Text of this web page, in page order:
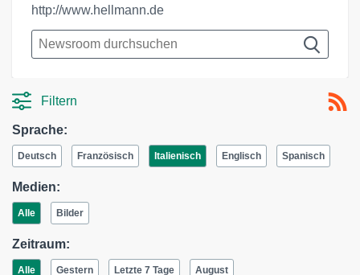
http://www.hellmann.de
Filtern
Sprache:
Deutsch Französisch Italienisch Englisch Spanisch
Medien:
Alle Bilder
Zeitraum:
Alle Gestern Letzte 7 Tage August